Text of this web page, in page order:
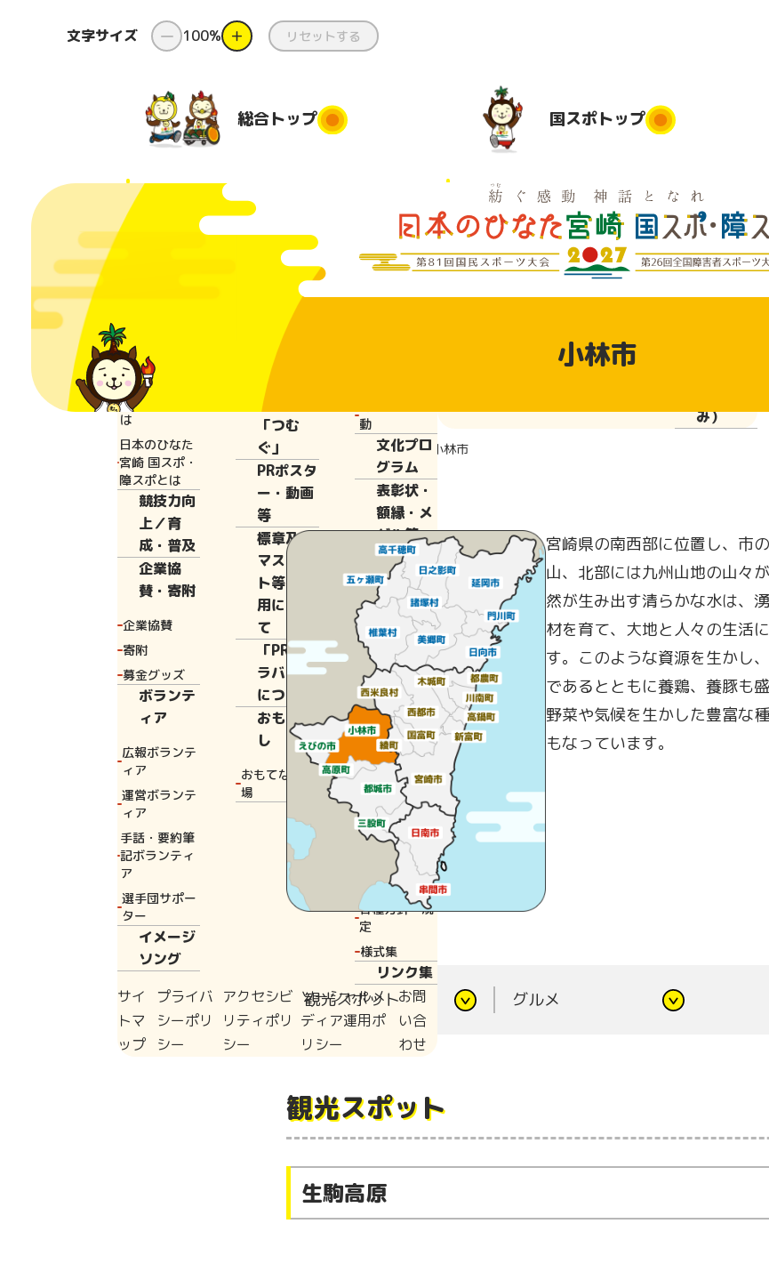
文字サイズ ー 100% ＋ リセットする
総合トップ
総合トップ
日本のふるさ
と宮崎国体と
は
日本のひなた
宮崎 国スポ・
障スポとは
競技力向
上／育
成・普及
企業協
賛・寄附
企業協賛
寄附
募金グッズ
ボランテ
ィア
広報ボランテ
ィア
運営ボランテ
ィア
手話・要約筆
記ボランティ
ア
選手団サポー
ター
イメージ
ソング
ダンス
ダンス出前授
コンテスト
番組
広報誌
「つむ
ぐ」
PRポスタ
ー・動画
等
標章及び
マスコッ
ト等の使
用につい
て
「PRキャ
ラバン」
について
おもてな
し
おもてなし広
場
動
文化プロ
グラム
表彰状・
額縁・メ
ダル等
宿泊施
設・弁当
調製施
設・食品
提供施設
の皆さま
へ
観光情報
宮崎県に
ついて
実行委員
会・各種
方針・規
定
実行委員会
各種方針・規
定
様式集
リンク集
サイ
トマ
ップ
プライバ
シーポリ
シー
アクセシビ
リティポリ
シー
ソーシャルメ
ディア運用ポ
リシー
お問
い合
わせ
国スポトップ
国スポトップ
競技会場
ハーサル
大会
み）
小林市
観光情報 小林市
宮崎県の南西部に位置し、市
山、北部には九州山地の山々
然が生み出す清らかな水は、
材を育て、大地と人々の生活
す。このような資源を生かし
であるとともに養鶏、養豚も
野菜や気候を生かした豊富な
もなっています。
観光スポット グルメ
観光スポット
生駒高原